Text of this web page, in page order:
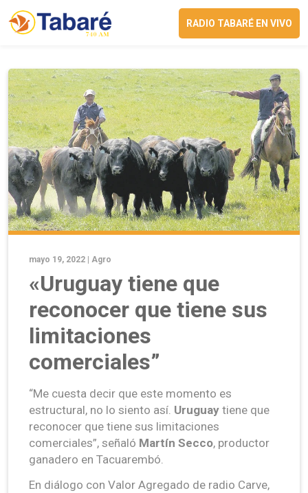
RADIO TABARÉ EN VIVO
mayo 19, 2022 | Agro
«Uruguay tiene que
reconocer que tiene sus
limitaciones
comerciales”
“Me cuesta decir que este momento es
estructural, no lo siento así. Uruguay tiene que
reconocer que tiene sus limitaciones
comerciales”, señaló Martín Secco, productor
ganadero en Tacuarembó.
En diálogo con Valor Agregado de radio Carve,